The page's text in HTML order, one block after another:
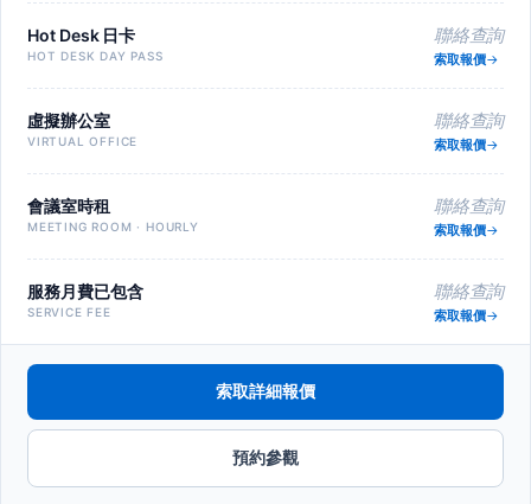
Hot Desk 日卡
HOT DESK DAY PASS
聯絡查詢
索取報價
虛擬辦公室
VIRTUAL OFFICE
聯絡查詢
索取報價
會議室時租
MEETING ROOM · HOURLY
聯絡查詢
索取報價
服務月費已包含
SERVICE FEE
聯絡查詢
索取報價
索取詳細報價
預約參觀